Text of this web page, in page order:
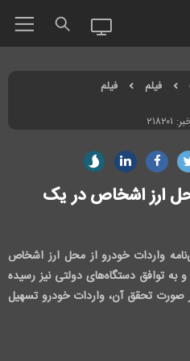
فیلم فیلم
۲۱۸۲۰۱
ارز اشخاص در یک
واردات خودرو از محل ارز اشخاص
به توافق دستگاه‌های دولتی نیز رسیده
صورت تحقق آن، واردات خودرو تسهیل